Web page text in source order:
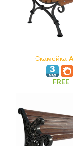
Скамейка
FREE